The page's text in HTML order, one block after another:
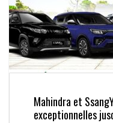
Mahindra et
exceptionnelles